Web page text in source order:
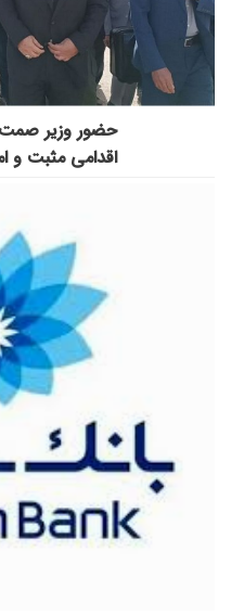
حضور وزیر
اقدامی مثبت و